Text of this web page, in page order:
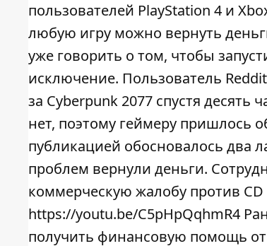
пользователей PlayStation 4 и
любую игру можно вернуть
уже говорить о том, чтобы
исключение. Пользователь
за Cyberpunk 2077 спустя
нет, поэтому геймеру пришлось
публикацией обосновалось два
проблем вернули деньги.
коммерческую жалобу против CD
https://youtu.be/C5pHpQqhmR4
получить финансовую помощь